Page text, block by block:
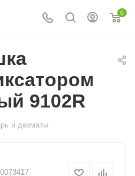
0
9102R
и дезматы